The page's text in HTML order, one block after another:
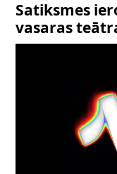
Satiksmes
vasaras